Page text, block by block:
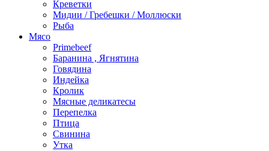
Креветки
Мидии / Гребешки / Моллюски
Рыба
Мясо
Primebeef
Баранина , Ягнятина
Говядина
Индейка
Кролик
Мясные деликатесы
Перепелка
Птица
Свинина
Утка